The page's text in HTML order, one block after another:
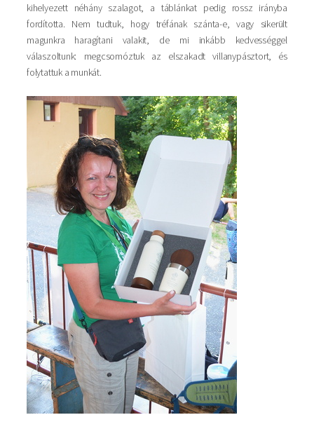
kihelyezett néhány szalagot, a táblánkat pedig rossz irányba
fordította. Nem tudtuk, hogy tréfának szánta-e, vagy sikerült
magunkra haragítani valakit, de mi inkább kedvességgel
válaszoltunk: megcsomóztuk az elszakadt villanypásztort, és
folytattuk a munkát.
Kép